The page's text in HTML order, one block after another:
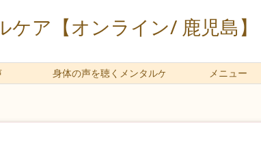
ア【オンライン/ 鹿児島】
身体の声を聴くメンタルケアとは メニュー